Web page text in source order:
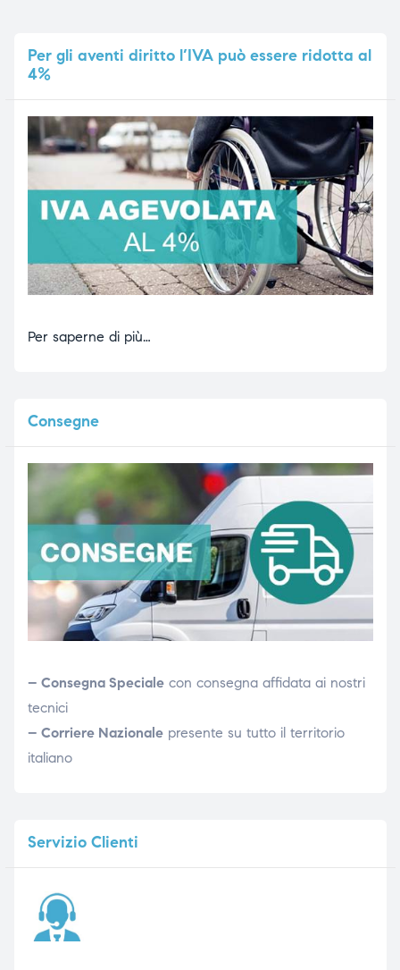
Pergli aventi diritto l’IVA può essere ridotta al
4%
Per saperne di più…
Consegne
– Consegna Specialecon consegna affidata ai nostri
tecnici
– Corriere Nazionalepresente su tutto il territorio
italiano
ServizioClienti